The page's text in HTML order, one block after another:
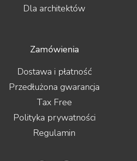
Dla architektów
Zamówienia
Dostawa i płatność
Przedłużona gwarancja
Tax Free
Polityka prywatności
Regulamin